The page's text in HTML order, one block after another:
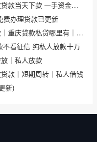
重庆空放贷款联系方式｜重庆空放贷款当天下款 一手资金随借随还
费办理贷款已更新
重庆空放短借｜重庆个人高息放款｜重庆贷款私贷哪里有｜今天已更新(今日／发现)
看征信 纯私人放款十万
｜私人放款
款｜短期周转｜私人借钱
新)